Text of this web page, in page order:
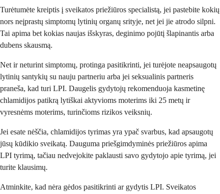
Turėtumėte kreiptis į sveikatos priežiūros specialistą, jei pastebite kokių
nors neįprastų simptomų lytinių organų srityje, net jei jie atrodo silpni.
Tai apima bet kokias naujas išskyras, deginimo pojūtį šlapinantis arba
dubens skausmą.
Net ir neturint simptomų, protinga pasitikrinti, jei turėjote neapsaugotų
lytinių santykių su nauju partneriu arba jei seksualinis partneris
praneša, kad turi LPI. Daugelis gydytojų rekomenduoja kasmetinę
chlamidijos patikrą lytiškai aktyvioms moterims iki 25 metų ir
vyresnėms moterims, turinčioms rizikos veiksnių.
Jei esate nėščia, chlamidijos tyrimas yra ypač svarbus, kad apsaugotų
jūsų kūdikio sveikatą. Dauguma priešgimdyminės priežiūros apima
LPI tyrimą, tačiau nedvejokite paklausti savo gydytojo apie tyrimą, jei
turite klausimų.
Atminkite, kad nėra gėdos pasitikrinti ar gydytis LPI. Sveikatos